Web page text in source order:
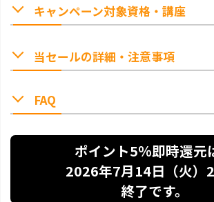
キャンペーン対象資格・講座
当セールの詳細・注意事項
FAQ
ポイント5％即時還元
2026年7月14日（火）
終了です。